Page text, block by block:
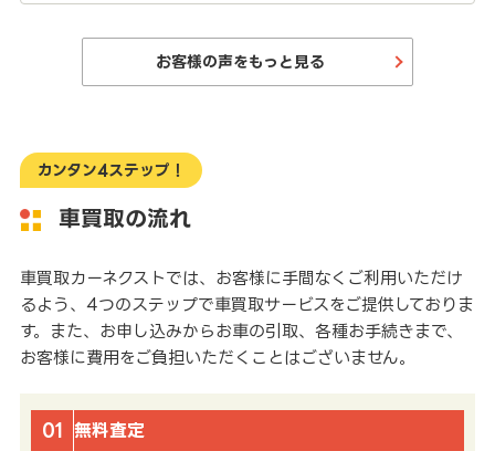
お客様の声をもっと見る
カンタン4ステップ！
車買取の流れ
車買取カーネクストでは、お客様に手間なくご利用いただけ
るよう、4つのステップで車買取サービスをご提供しておりま
す。また、お申し込みからお車の引取、各種お手続きまで、
お客様に費用をご負担いただくことはございません。
01 無料査定